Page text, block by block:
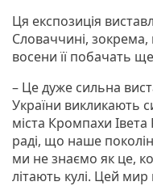
Ця експозиція
Словаччині,
восени її побачать
– Це дуже сильна
України викликають
міста Кромпахи
раді, що наше
ми не знаємо як це,
літають кулі. Цей мир